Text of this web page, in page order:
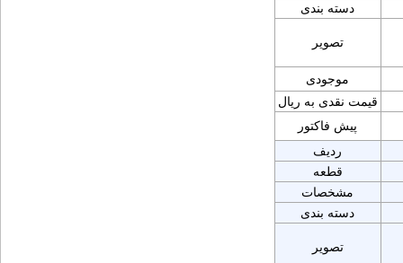
دسته بندی
تصویر
موجودی
قیمت نقدی به ریال
پیش فاکتور
ردیف
قطعه
مشخصات
دسته بندی
تصویر